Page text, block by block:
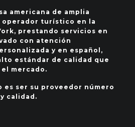
americana de amplia
operador turístico en la
prestando servicios en
con atención
y en español,
estándar de calidad que
mercado.
es ser su proveedor número
calidad.